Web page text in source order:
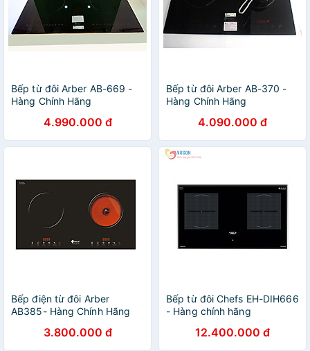
Bếp từ đôi Arber AB-669 -
Hàng Chính Hãng
4.990.000 đ
Bếp từ đôi Arber AB-370 -
Hàng Chính Hãng
4.090.000 đ
Bếp điện từ đôi Arber
AB385- Hàng Chính Hãng
3.800.000 đ
Bếp từ đôi Chefs EH-DIH666
- Hàng chính hãng
12.400.000 đ